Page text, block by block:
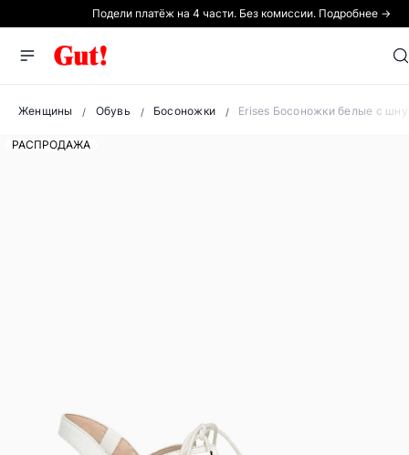
Подели платёж на 4 части. Без комиссии. Подробнее →
Женщины Обувь Босоножки Erises Босоножки белые с
РАСПРОДАЖА